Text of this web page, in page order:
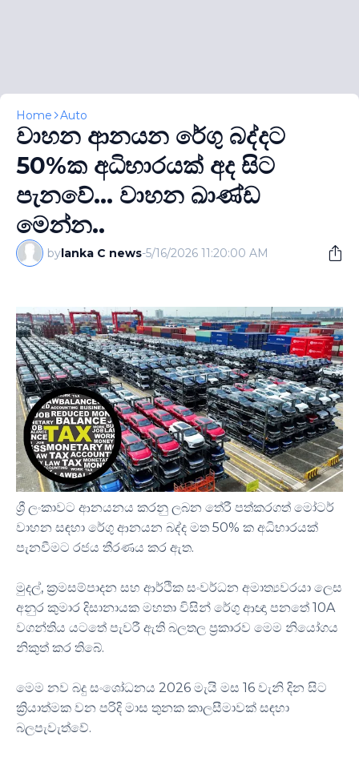
Home Auto
වාහන ආනයන රේගු බද්දට
50%ක අධිභාරයක් අද සිට
පැනවේ... වාහන ඛාණ්ඩ
මෙන්න..
bylanka C news-5/16/2026 11:20:00 AM
ශ්‍රී ලංකාවට ආනයනය කරනු ලබන තේරී පත්කරගත් මෝටර්
වාහන සඳහා රේගු ආනයන බද්ද මත 50% ක අධිභාරයක්
පැනවීමට රජය තීරණය කර ඇත.
මුදල්, ක්‍රමසම්පාදන සහ ආර්ථික සංවර්ධන අමාත්‍යවරයා ලෙස
අනුර කුමාර දිසානායක මහතා විසින් රේගු ආඥා පනතේ 10A
වගන්තිය යටතේ පැවරී ඇති බලතල ප්‍රකාරව මෙම නියෝගය
නිකුත් කර තිබේ.
මෙම නව බදු සංශෝධනය 2026 මැයි මස 16 වැනි දින සිට
ක්‍රියාත්මක වන පරිදි මාස තුනක කාලසීමාවක් සඳහා
බලපැවැත්වේ.